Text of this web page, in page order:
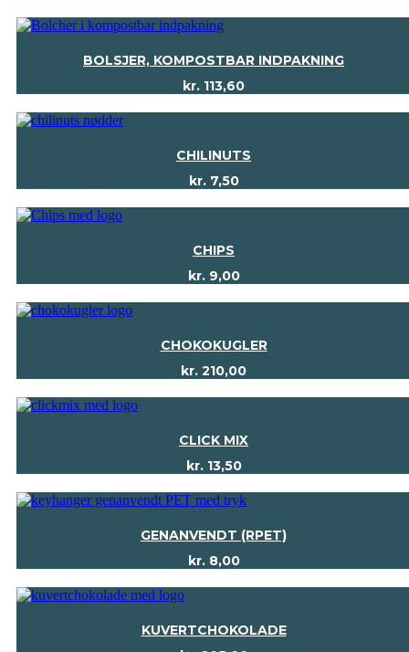
BOLSJER, KOMPOSTBAR INDPAKNING
kr. 113,60
CHILINUTS
kr.7,50
CHIPS
kr.9,00
CHOKOKUGLER
kr. 210,00
CLICK MIX
kr.13,50
GENANVENDT (RPET)
kr.8,00
KUVERTCHOKOLADE